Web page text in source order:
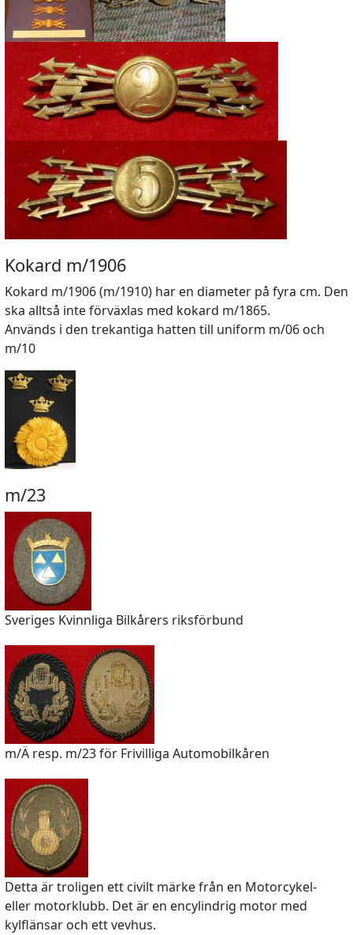
Kokard m/1906
Kokard m/1906 (m/1910) har en diameter på fyra cm. Den
ska alltså inte förväxlas med kokard m/1865.
Används i den trekantiga hatten till uniform m/06 och
m/10
m/23
Sveriges Kvinnliga Bilkårers riksförbund
m/Ä resp. m/23 för Frivilliga Automobilkåren
Detta är troligen ett civilt märke från en Motorcykel-
eller motorklubb. Det är en encylindrig motor med
kylflänsar och ett vevhus.